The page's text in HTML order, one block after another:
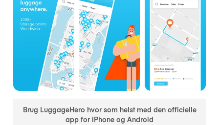
Brug LuggageHero hvor som helst med den officielle
app for iPhone og Android